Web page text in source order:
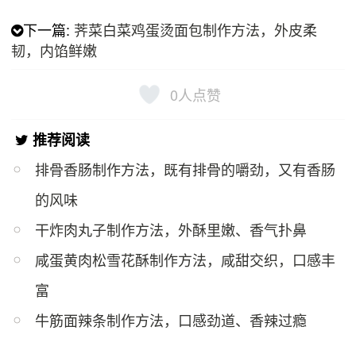
下一篇: 荠菜白菜鸡蛋烫面包制作方法，外皮柔
韧，内馅鲜嫩
0人点赞
推荐阅读
排骨香肠制作方法，既有排骨的嚼劲，又有香肠
的风味
干炸肉丸子制作方法，外酥里嫩、香气扑鼻
咸蛋黄肉松雪花酥制作方法，咸甜交织，口感丰
富
牛筋面辣条制作方法，口感劲道、香辣过瘾